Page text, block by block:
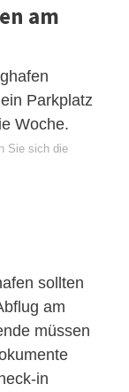
am
Parkplatz
Woche.
Sie sich die
sollten
am
müssen
in